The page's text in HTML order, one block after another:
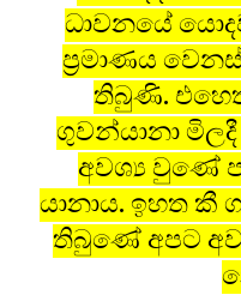
ධාවනයේ
ප‍්‍රමාණය
තිබුණි.
ගුවන්යානා
අවශ්‍ය වුණේ
යානාය. ඉහත කී
තිබුණේ අපට